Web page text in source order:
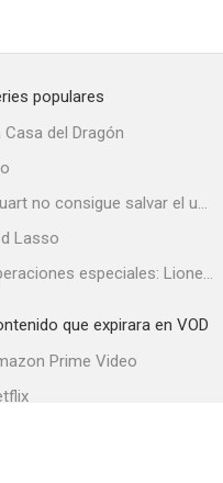
populares
Casa del Dragón
Stuart no consigue salvar el universo
Lasso
Operaciones especiales: Lioness
que expirara en VOD
Prime Video